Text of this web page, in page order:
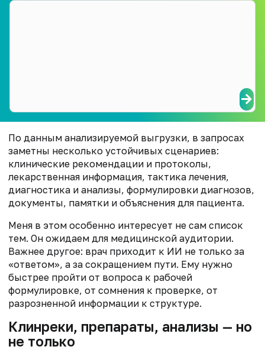
По данным анализируемой выгрузки, в запросах
заметны несколько устойчивых сценариев:
клинические рекомендации и протоколы,
лекарственная информация, тактика лечения,
диагностика и анализы, формулировки диагнозов,
документы, памятки и объяснения для пациента.
Меня в этом особенно интересует не сам список
тем. Он ожидаем для медицинской аудитории.
Важнее другое: врач приходит к ИИ не только за
«ответом», а за сокращением пути. Ему нужно
быстрее пройти от вопроса к рабочей
формулировке, от сомнения к проверке, от
разрозненной информации к структуре.
Клинреки, препараты, анализы — но
не только